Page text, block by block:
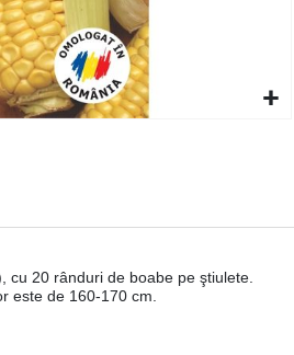
20 rânduri de boabe pe ştiulete.
este de 160-170 cm.